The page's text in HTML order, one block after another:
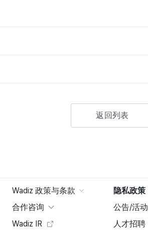
返回列表
Wadiz 政策与条款
隐私政策
合作咨询
公告/活动
Wadiz IR
人才招聘